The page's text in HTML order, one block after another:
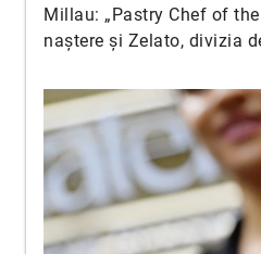
Millau: „Pastry Chef of
naștere și Zelato, divizia